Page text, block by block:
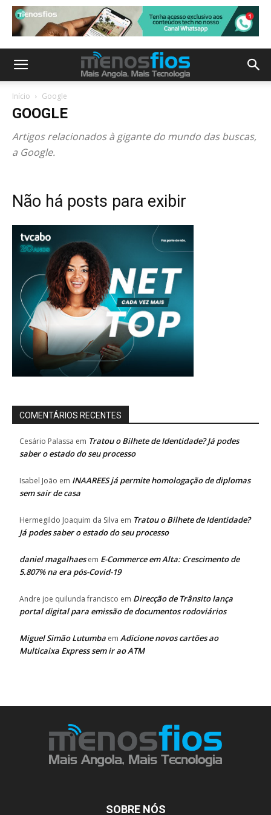
Início Google
GOOGLE
Artigos relacionados à gigante do mundo das buscas,
a Google.
Não há posts para exibir
COMENTÁRIOS RECENTES
Cesário Palassa em Tratou o Bilhete de Identidade? Já podes
saber o estado do seu processo
Isabel João em INAAREES já permite homologação de diplomas
sem sair de casa
Hermegildo Joaquim da Silva em Tratou o Bilhete de Identidade?
Já podes saber o estado do seu processo
daniel magalhaesem E-Commerce em Alta: Crescimento de
5.807% na era pós-Covid-19
Andre joe quilunda francisco em Direcção de Trânsito lança
portal digital para emissão de documentos rodoviários
Miguel Simão Lutumba em Adicione novos cartões ao
Multicaixa Express sem ir ao ATM
SOBRE NÓS